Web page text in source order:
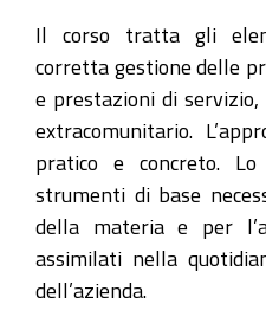
28T13:30:00+01:00
Webinar
il
28
febbraio
Il corso tratta gli
corretta gestione delle
e prestazioni di
extracomunitario.
pratico e concreto.
strumenti di base
della materia e per
assimilati nella
dell’azienda.